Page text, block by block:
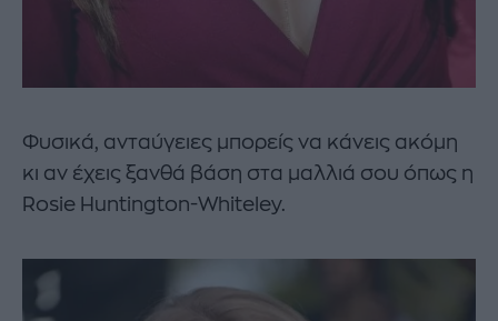
Φυσικά, ανταύγειες μπορείς να κάνεις ακόμη
κι αν έχεις ξανθά βάση στα μαλλιά σου όπως η
Rosie Huntington-Whiteley.